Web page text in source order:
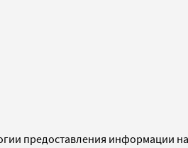
предоставления информации на